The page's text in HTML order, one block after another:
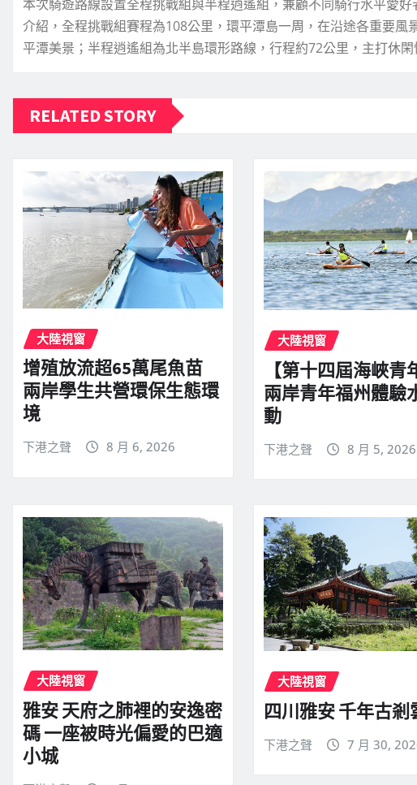
本次騎遊路線設置全程挑戰組與半程逍遙組，兼顧不同騎行水平愛
介紹，全程挑戰組賽程為108公里，環平潭島一周，在沿途各重要
平潭美景；半程逍遙組為北半島環形路線，行程約72公里，主打休閑
RELATED STORY
大陸視窗
增殖放流超65萬尾魚苗
兩岸學生共營環保生態環
境
下港之聲 8 月 6, 2026
大陸視窗
【第十四屆海峽青
兩岸青年福州體驗
動
下港之聲 8 月 5, 2026
大陸視窗
雅安 天府之肺裡的安逸密
碼 一座被時光偏愛的巴適
小城
大陸視窗
四川雅安 千年古剎
下港之聲 7 月 30,